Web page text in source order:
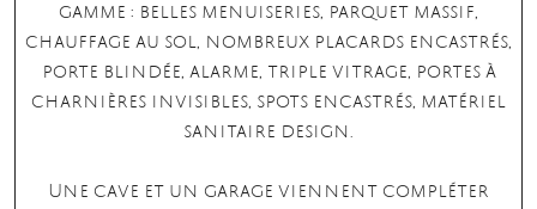
gamme : belles menuiseries, parquet massif,
chauffage au sol, nombreux placards encastrés,
porte blindée, alarme, triple vitrage, portes à
charnières invisibles, spots encastrés, matériel
sanitaire design.
Une cave et un garage viennent compléter